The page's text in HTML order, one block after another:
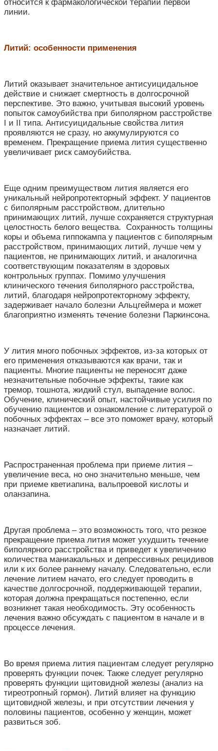
относится к фармакологической терапии первой
линии.
Литий: особенности применения
Литий оказывает значительное антисуицидальное
действие и снижает смертность в долгосрочной
перспективе. Это важно, учитывая высокий уровень
попыток самоубийства при биполярном расстройстве
I и II типа. Антисуицидальные свойства лития
проявляются не сразу, но аккумулируются со
временем. Прекращение приема лития существенно
увеличивает риск самоубийства.
Еще одним преимуществом лития является его
уникальный нейропротекторный эффект. У пациентов
с биполярным расстройством, длительно
принимающих литий, лучше сохраняется структурная
целостность белого вещества. Сохранность толщины
коры и объема гиппокампа у пациентов с биполярным
расстройством, принимающих литий, лучше чем у
пациентов, не принимающих литий, и аналогична
соответствующим показателям в здоровых
контрольных группах. Помимо улучшения
клинического течения биполярного расстройства,
литий, благодаря нейропротекторному эффекту,
задерживает начало болезни Альцгеймера и может
благоприятно изменять течение болезни Паркинсона.
У лития много побочных эффектов, из-за которых от
его применения отказываются как врачи, так и
пациенты. Многие пациенты не переносят даже
незначительные побочные эффекты, такие как
тремор, тошнота, жидкий стул, выпадение волос.
Обучение, клинический опыт, настойчивые усилия по
обучению пациентов и ознакомление с литературой о
побочных эффектах – все это поможет врачу, который
назначает литий.
Распространенная проблема при приеме лития –
увеличение веса, но оно значительно меньше, чем
при приеме кветиапина, вальпроевой кислоты и
оланзапина.
Другая проблема – это возможность того, что резкое
прекращение приема лития может ухудшить течение
биполярного расстройства и приведет к увеличению
количества маниакальных и депрессивных рецидивов
или к их более раннему началу. Следовательно, если
лечение литием начато, его следует проводить в
качестве долгосрочной, поддерживающей терапии,
которая должна прекращаться постепенно, если
возникнет такая необходимость. Эту особенность
лечения важно обсуждать с пациентом в начале и в
процессе лечения.
Во время приема лития пациентам следует регулярно
проверять функции почек. Также следует регулярно
проверять функции щитовидной железы (анализ на
тиреотропный гормон). Литий влияет на функцию
щитовидной железы, и при отсутствии лечения у
половины пациентов, особенно у женщин, может
развиться зоб.